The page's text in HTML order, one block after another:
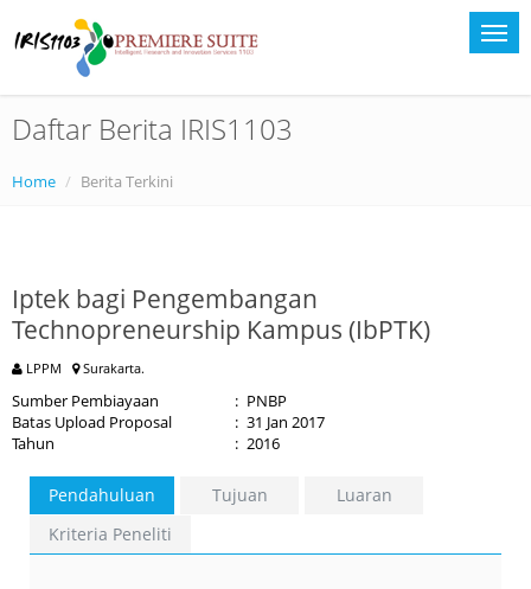
Daftar Berita IRIS1103
Home Berita Terkini
Iptek bagi Pengembangan
Technopreneurship Kampus (IbPTK)
LPPM Surakarta.
Sumber Pembiayaan : PNBP
Batas Upload Proposal
: 31 Jan 2017
Tahun
: 2016
Pendahuluan Tujuan
Luaran
Kriteria Peneliti